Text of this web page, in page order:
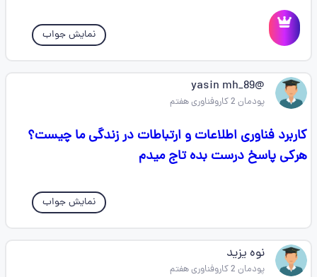
نمایش جواب
@yasin mh_89
پودمان 2 کاروفناوری هفتم
کاربرد فناوری اطلاعات و ارتباطات در زندگی ما چیست؟
هرکی پاسخ درست بده تاج میدم
نمایش جواب
نوه یزید
پودمان 2 کاروفناوری هفتم